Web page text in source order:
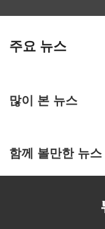
주요 뉴스
많이 본 뉴스
함께 볼만한 뉴스